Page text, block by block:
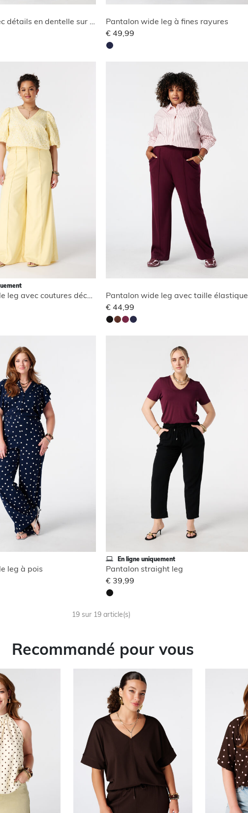
Pantalon avec détails en dentelle sur les côtés
Pantalon wide leg à fines rayures
€ 49,99
Pantalon wide leg avec coutures décoratives
Pantalon wide leg avec taille élastique
€ 44,99
leg à pois
En ligne uniquement
Pantalon straight leg
€ 39,99
19 sur 19 article(s)
Recommandé pour vous